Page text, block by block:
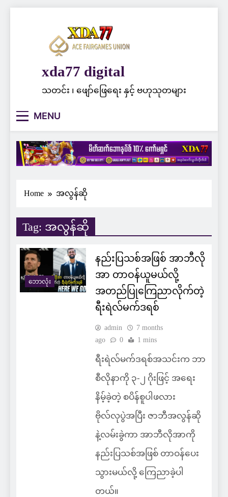
xda77 digital
သတင်း ၊ ဖျော်ဖြေရေး နှင့် ဗဟုသုတများ
MENU
Home အလွန်ဆို
Tag: အလွန်ဆို
ဘောလုံး
နည်းပြသစ်အဖြစ် အာဘီလို
အာ တာဝန်ယူမယ်လို့
အတည်ပြုကြေညာလိုက်တဲ့
ရီးရဲလ်မက်ဒရစ်
admin
7 months
ago
0 1 mins
ရီးရဲလ်မက်ဒရစ်အသင်းက ဘာ
စီလိုနာကို ၃-၂ ဂိုးဖြင့် အရေး
နိမ့်ခဲ့တဲ့ စပိန်စူပါဖလား
ဗိုလ်လုပွဲအပြီး ဇာဘီအလွန်ဆို
နဲ့လမ်းခွဲကာ အာဘီလိုအာကို
နည်းပြသစ်အဖြစ် တာဝန်ပေး
သွားမယ်လို့ ကြေညာခဲ့ပါ
တယ်။